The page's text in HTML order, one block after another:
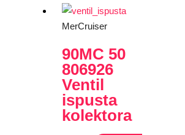
MerCruiser
90MC 50
806926
Ventil
ispusta
kolektora